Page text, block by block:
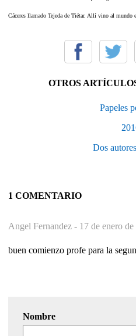
Cáceres llamado Tejeda de Tiétar. Allí vino al mundo
OTROS
Papeles
Dos
1 COMENTARIO
Angel Fernandez - 17 de enero
buen comienzo profe para la
Nombre